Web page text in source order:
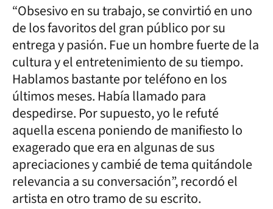
“Obsesivo en su trabajo, se convirtió en uno
de los favoritos del gran público por su
entrega y pasión. Fue un hombre fuerte de la
cultura y el entretenimiento de su tiempo.
Hablamos bastante por teléfono en los
últimos meses. Había llamado para
despedirse. Por supuesto, yo le refuté
aquella escena poniendo de manifiesto lo
exagerado que era en algunas de sus
apreciaciones y cambié de tema quitándole
relevancia a su conversación”, recordó el
artista en otro tramo de su escrito.